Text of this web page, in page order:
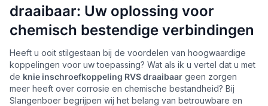
draaibaar: Uw oplossing voor
chemisch bestendige verbindingen
Heeft u ooit stilgestaan bij de voordelen van hoogwaardige
koppelingen voor uw toepassing? Wat als ik u vertel dat u met
de knie inschroefkoppeling RVS draaibaar geen zorgen
meer heeft over corrosie en chemische bestandheid? Bij
Slangenboer begrijpen wij het belang van betrouwbare en